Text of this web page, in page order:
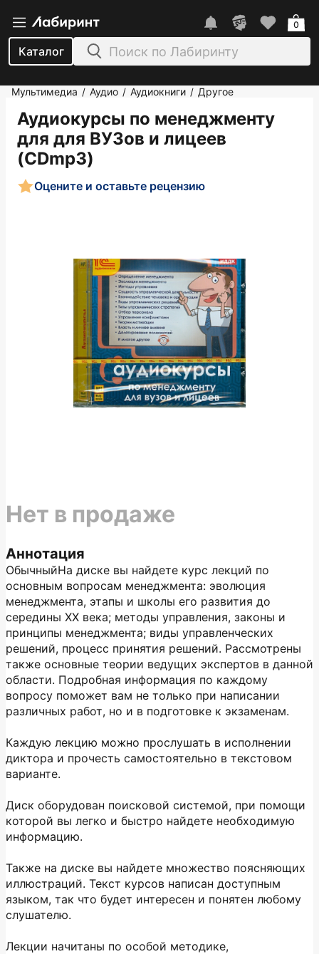
Каталог
0
Мультимедиа / Аудио / Аудиокниги / Другое
Аудиокурсы по менеджменту
для для ВУЗов и лицеев
(CDmp3)
Оцените и оставьте рецензию
Аннотация
ОбычныйНа диске вы найдете курс лекций по
основным вопросам менеджмента: эволюция
менеджмента, этапы и школы его развития до
середины XX века; методы управления, законы и
принципы менеджмента; виды управленческих
решений, процесс принятия решений. Рассмотрены
также основные теории ведущих экспертов в данной
области. Подробная информация по каждому
вопросу поможет вам не только при написании
различных работ, но и в подготовке к экзаменам.
Каждую лекцию можно прослушать в исполнении
диктора и прочесть самостоятельно в текстовом
варианте.
Диск оборудован поисковой системой, при помощи
которой вы легко и быстро найдете необходимую
информацию.
Также на диске вы найдете множество поясняющих
иллюстраций. Текст курсов написан доступным
языком, так что будет интересен и понятен любому
слушателю.
Лекции начитаны по особой методике,
Нет в продаже